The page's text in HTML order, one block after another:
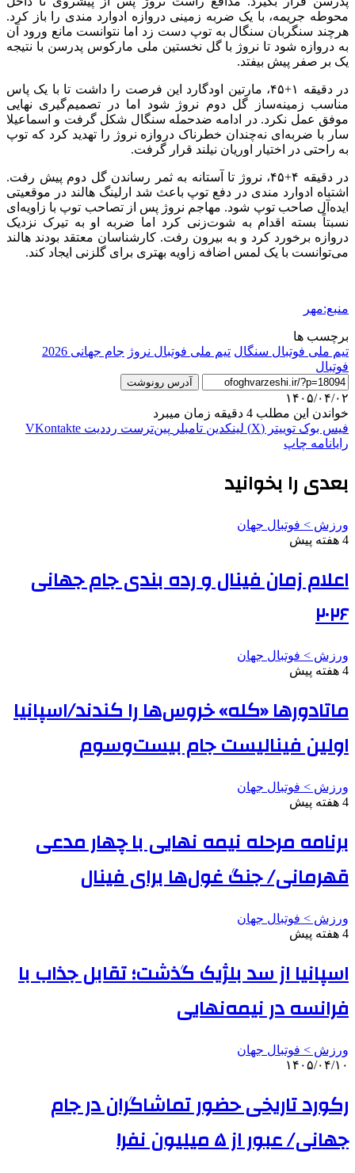
محوطه جریمه، با یک ضربه زمینی دروازه ادوارد مندی را باز کرد.
هرچند سنگربان سنگال به توپ دست زد اما نتوانست مانع ورود آن
به دروازه شود تا نروژ با گل نخستین ملی مارکوس پدرسن با نتیجه
یک بر صفر پیش بیفتد.
در دقیقه ۱+۴۵، مارتین اودگارد این فرصت را داشت تا با یک پاس
مناسب زمینه‌ساز گل دوم نروژ شود اما در تصمیم‌گیری نهایی
موفق عمل نکرد. در ادامه ضدحمله سنگال شکل گرفت و اسماعیلا
سار با ضربه‌ای نه‌چندان خطرناک دروازه نروژ را تهدید کرد که توپ
به راحتی در اختیار اوریان نیلند قرار گرفت.
در دقیقه ۴+۴۵، نروژ تا آستانه به ثمر رساندن گل دوم پیش رفت.
اشتباه ادوارد مندی در دفع توپ باعث شد ارلینگ هالند در موقعیتی
ایده‌آل صاحب توپ شود. مهاجم نروژ پس از تصاحب توپ با زاویه‌ای
نسبتاً بسته اقدام به شوت‌زنی کرد اما ضربه او به تیرک نزدیک
دروازه برخورد کرد و به بیرون رفت. کارشناسان معتقد بودند هالند
می‌توانست با یک لمس اضافه زاویه بهتری برای گلزنی ایجاد کند.
منبع:مهر
برچسب ها
تیم ملی فوتبال سنگال تیم ملی فوتبال نروژ جام جهانی 2026
فوتبال
آدرس رونوشت
۱۴۰۵/۰۴/۰۲
خواندن این مطلب 4 دقیقه زمان میبرد
فیس بوک توییتر (X) لینکدین ‫تامبلر ‫پین‌ترست ‫رددیت ‫VKontakte
رایانامه چاپ
بعدی را بخوانید
ورزش > فوتبال جهان
4 هفته پیش
اعلام زمان فینال و رده بندی جام جهانی
۲۰۲۶
ورزش > فوتبال جهان
4 هفته پیش
ماتادورها «کله» خروس‌ها را کندند/اسپانیا
اولین فینالیست جام بیست‌وسوم
ورزش > فوتبال جهان
4 هفته پیش
برنامه مرحله نیمه نهایی با چهار مدعی
قهرمانی/ جنگ غول‌ها برای فینال
ورزش > فوتبال جهان
4 هفته پیش
اسپانیا از سد بلژیک گذشت؛ تقابل جذاب با
فرانسه در نیمه‌نهایی
ورزش > فوتبال جهان
۱۴۰۵/۰۴/۱۰
رکورد تاریخی حضور تماشاگران در جام
جهانی/ عبور از ۵ میلیون نفر!